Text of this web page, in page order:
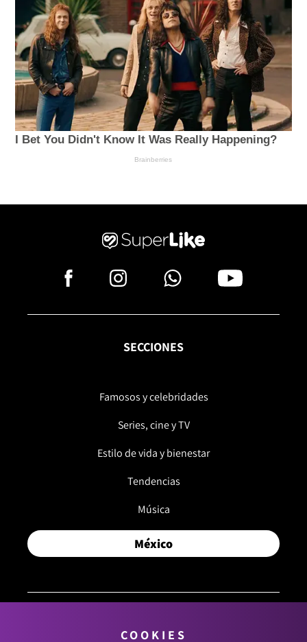
SECCIONES
Famosos y celebridades
Series, cine y TV
Estilo de vida y bienestar
Tendencias
Música
México
© 2026, RCN MEDIOS. TODOS LOS DERECHOS
COOKIES